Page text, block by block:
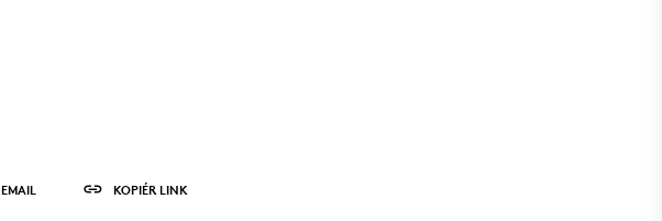
EMAIL KOPIÉR LINK